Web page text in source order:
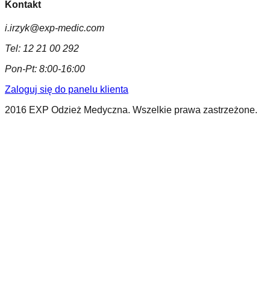
Kontakt
i.irzyk@exp-medic.com
Tel: 12 21 00 292
Pon-Pt: 8:00-16:00
Zaloguj się do panelu klienta
2016 EXP Odzież Medyczna. Wszelkie prawa zastrzeżone.